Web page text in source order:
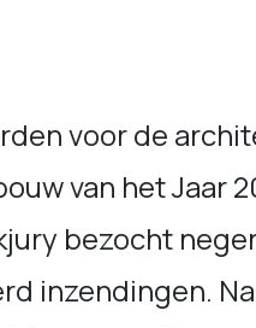
voor de
van het Jaar
bezocht
inzendingen.